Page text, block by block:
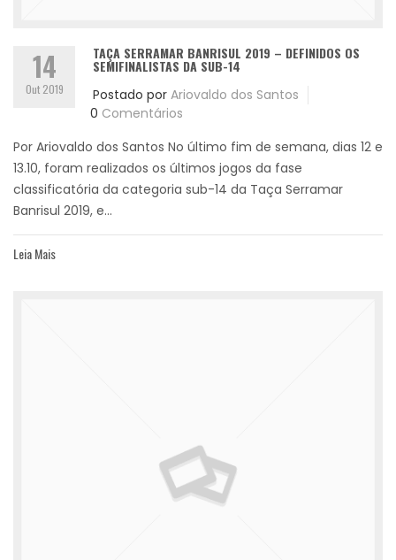
14
Out 2019
TAÇA SERRAMAR BANRISUL 2019 – DEFINIDOS OS
SEMIFINALISTAS DA SUB-14
Postado por Ariovaldo dos Santos
0 Comentários
Por Ariovaldo dos Santos No último fim de semana, dias 12 e
13.10, foram realizados os últimos jogos da fase
classificatória da categoria sub-14 da Taça Serramar
Banrisul 2019, e...
Leia Mais